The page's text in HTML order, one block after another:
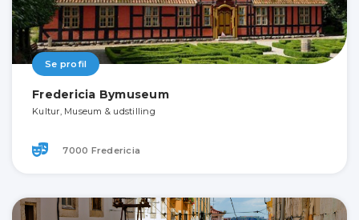
Se profil
Fredericia Bymuseum
Kultur, Museum & udstilling
7000 Fredericia